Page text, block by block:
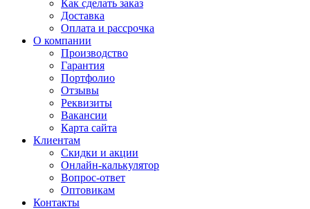
Как сделать заказ
Доставка
Оплата и рассрочка
О компании
Производство
Гарантия
Портфолио
Отзывы
Реквизиты
Вакансии
Карта сайта
Клиентам
Скидки и акции
Онлайн-калькулятор
Вопрос-ответ
Оптовикам
Контакты